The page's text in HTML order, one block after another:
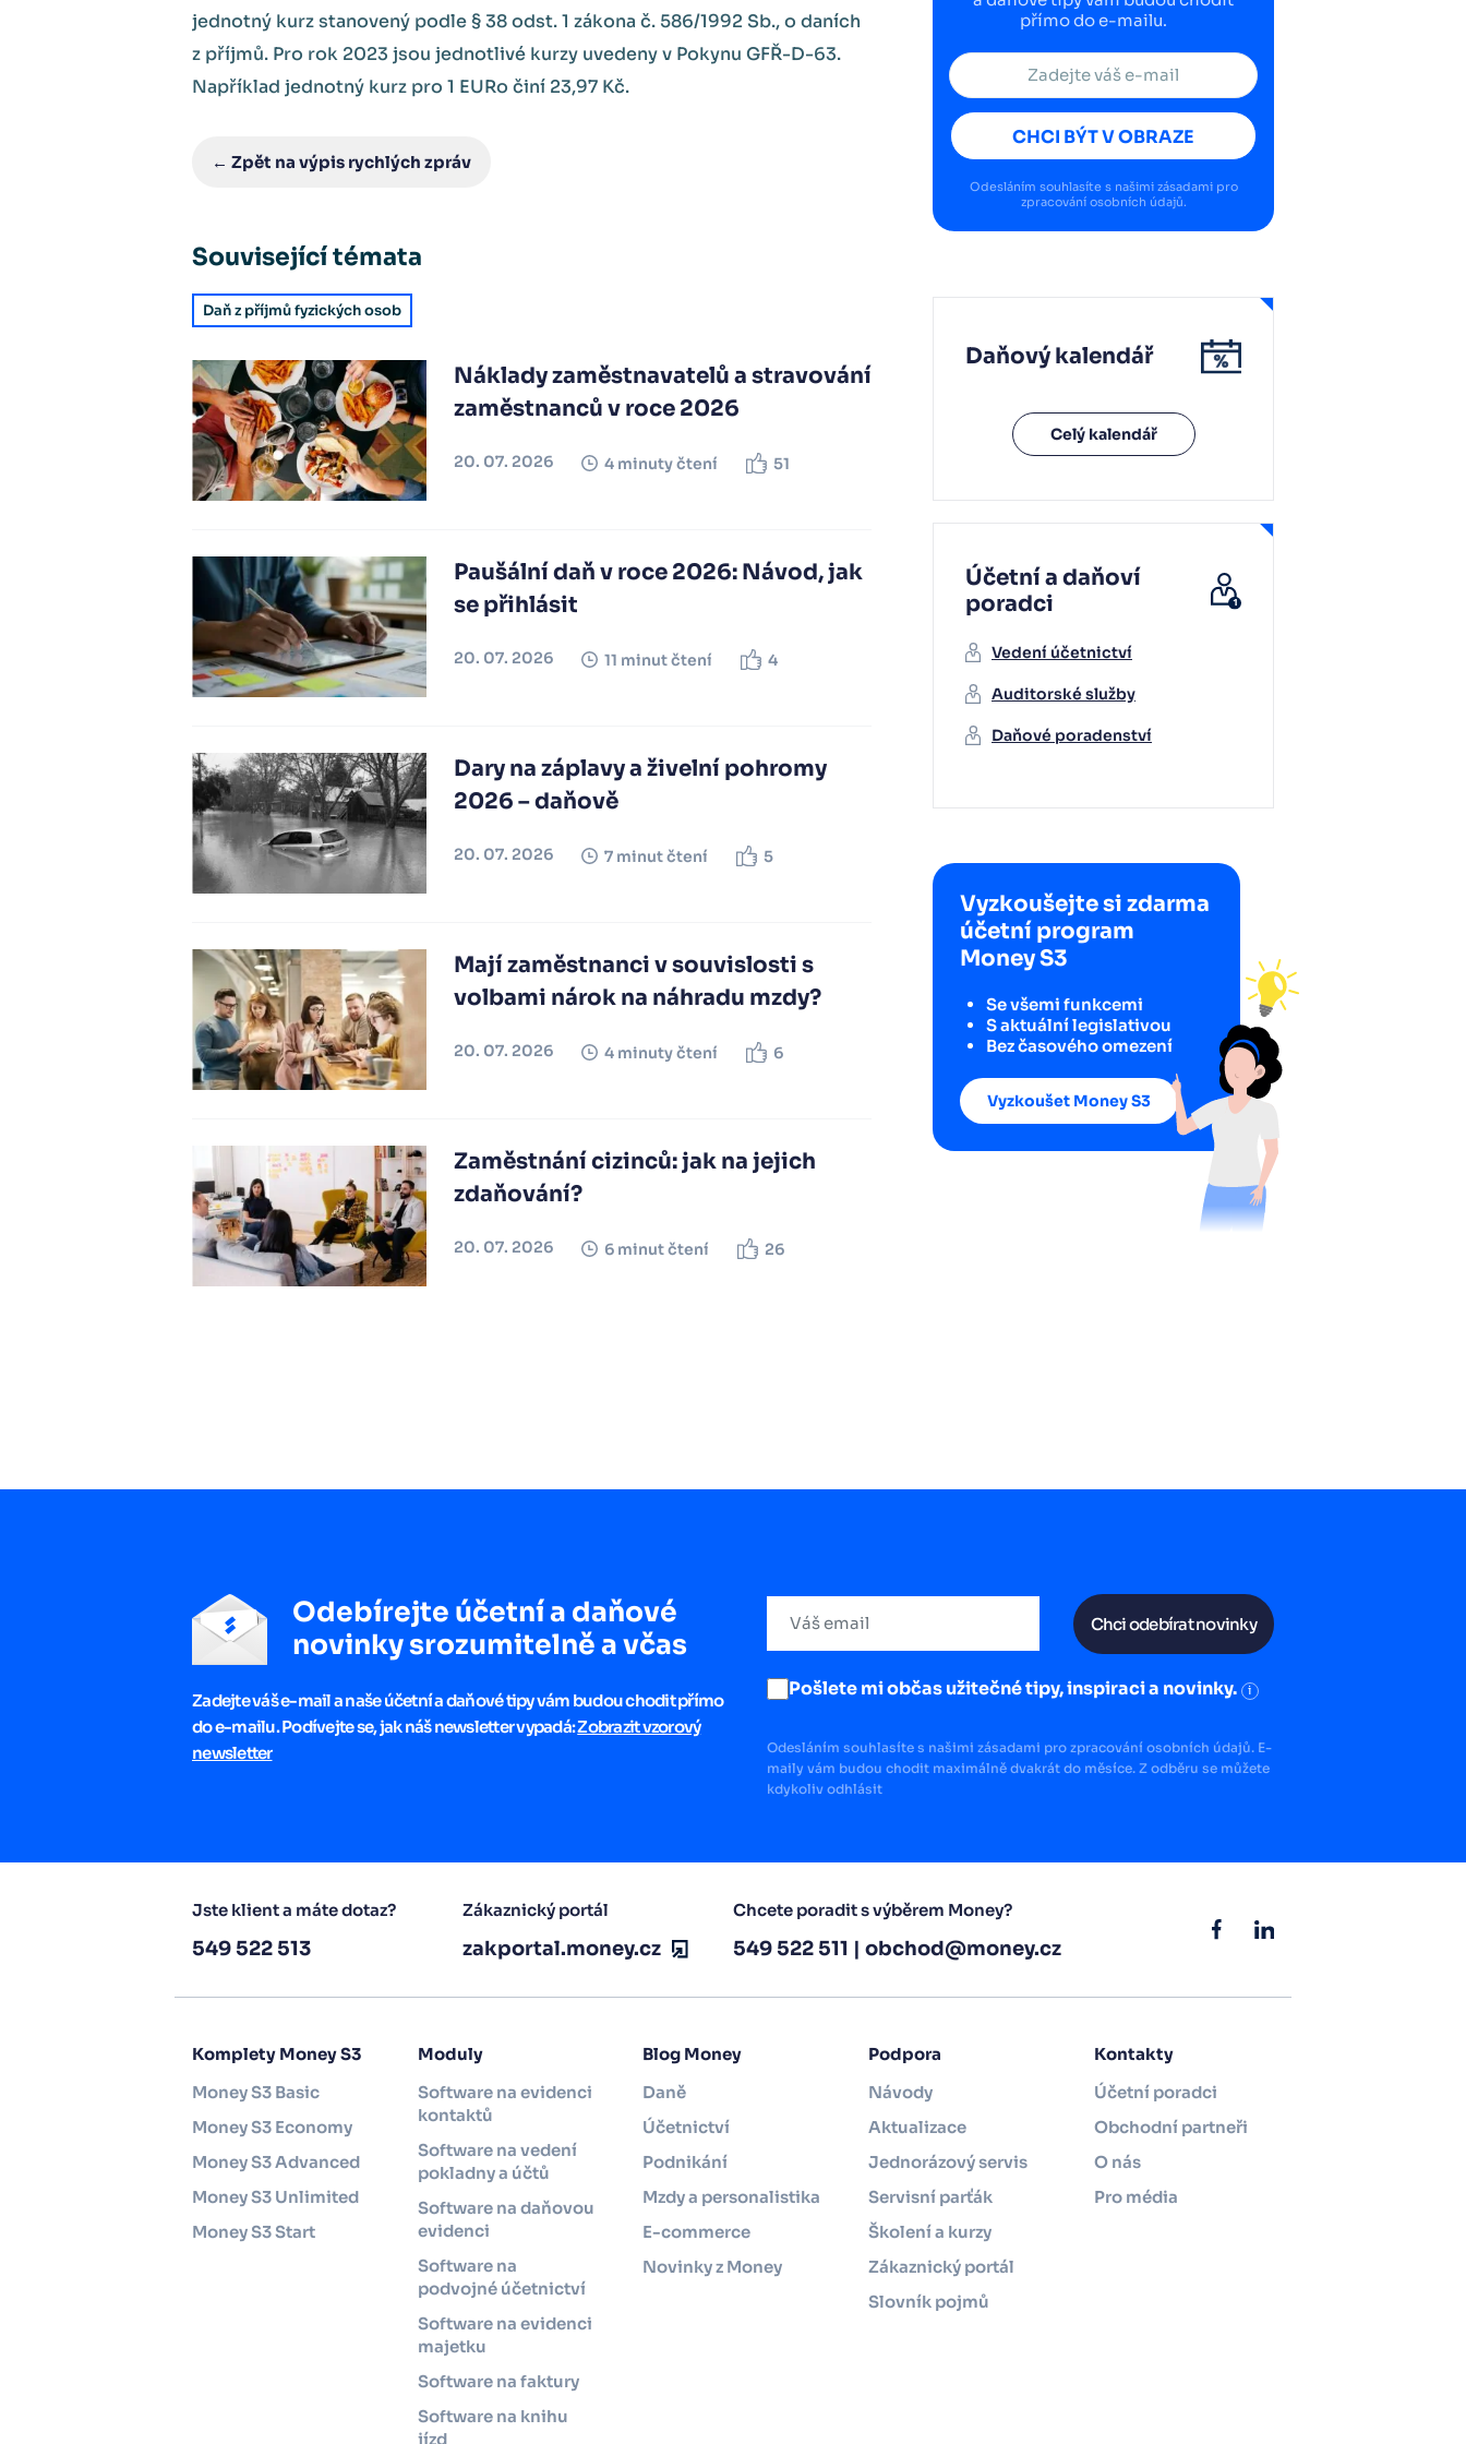
jednotný kurz stanovený podle § 38 odst. 1 zákona č. 586/1992 Sb., o daních
z příjmů. Pro rok 2023 jsou jednotlivé kurzy uvedeny v Pokynu GFŘ-D-63.
Například jednotný kurz pro 1 EURo činí 23,97 Kč.
← Zpět na výpis rychlých zpráv
Související témata
Daň z příjmů fyzických osob
Náklady zaměstnavatelů a stravování
zaměstnanců v roce 2026
20. 07. 2026 4 minuty čtení 51
Paušální daň v roce 2026: Návod, jak
se přihlásit
20. 07. 2026 11 minut čtení 4
Dary na záplavy a živelní pohromy
2026 – daňově
20. 07. 2026 7 minut čtení 5
Mají zaměstnanci v souvislosti s
volbami nárok na náhradu mzdy?
20. 07. 2026 4 minuty čtení 6
Zaměstnání cizinců: jak na jejich
zdaňování?
20. 07. 2026 6 minut čtení 26
přímo do e-mailu.
CHCI BÝT V OBRAZE
Odesláním souhlasíte s našimi zásadami pro
zpracování osobních údajů.
Daňový kalendář
Celý kalendář
Účetní a daňoví
poradci
Vedení účetnictví
Auditorské služby
Daňové poradenství
Vyzkoušejte si zdarma
účetní program
Money S3
Se všemi funkcemi
S aktuální legislativou
Bez časového omezení
Vyzkoušet Money S3
Odebírejte účetní a daňové
novinky srozumitelně a včas
Zadejte váš e-mail a naše účetní a daňové tipy vám budou chodit přímo
do e-mailu. Podívejte se, jak náš newsletter vypadá:Zobrazit vzorový
newsletter
Chci odebírat novinky
Pošlete mi občas užitečné tipy, inspiraci a novinky. i
Odesláním souhlasíte s našimi zásadami pro zpracování osobních údajů. E-
maily vám budou chodit maximálně dvakrát do měsíce. Z odběru se můžete
kdykoliv odhlásit
Jste klient a máte dotaz?
549 522 513
Zákaznický portál
zakportal.money.cz
Chcete poradit s výběrem Money?
549 522 511 | obchod@money.cz
Komplety Money S3
Money S3 Basic
Money S3 Economy
Money S3 Advanced
Money S3 Unlimited
Money S3 Start
Moduly
Software na evidenci
kontaktů
Software na vedení
pokladny a účtů
Software na daňovou
evidenci
Software na
podvojné účetnictví
Software na evidenci
majetku
Software na faktury
Software na knihu
jízd
Blog Money
Daně
Účetnictví
Podnikání
Mzdy a personalistika
E-commerce
Novinky z Money
Podpora
Návody
Aktualizace
Jednorázový servis
Servisní parťák
Školení a kurzy
Zákaznický portál
Slovník pojmů
Kontakty
Účetní poradci
Obchodní partneři
O nás
Pro média